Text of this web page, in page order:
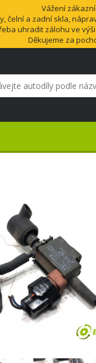
Vážení
a zadní skla,
uhradit zálohu ve
Děkujeme za